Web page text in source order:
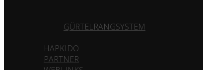
GÜRTELRANGSYSTEM
HAPKIDO
PARTNER